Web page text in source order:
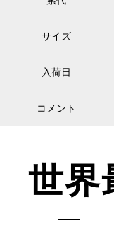
サイズ
入荷日
コメント
世界